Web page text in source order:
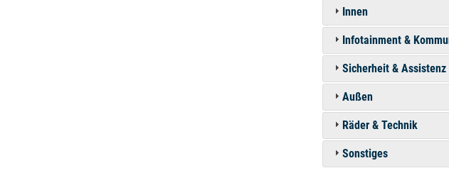
Innen
Infotainment &
Sicherheit & Assistenz
Außen
Räder & Technik
Sonstiges